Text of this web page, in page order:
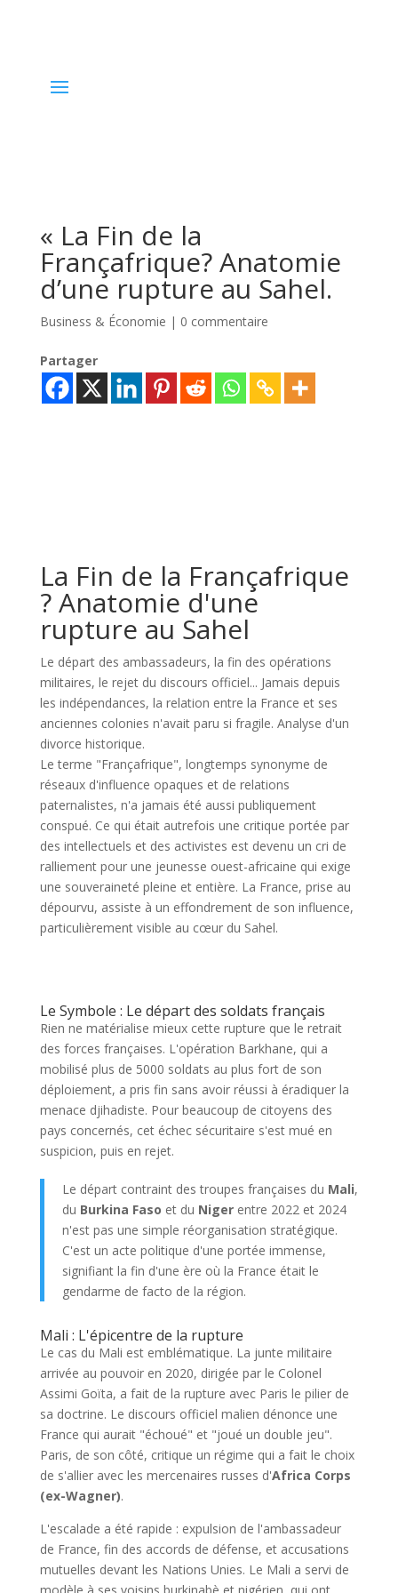
« La Fin de la
Françafrique? Anatomie
d’une rupture au Sahel.
Business & Économie | 0 commentaire
Partager
La Fin de la Françafrique
? Anatomie d'une
rupture au Sahel
Le départ des ambassadeurs, la fin des opérations
militaires, le rejet du discours officiel... Jamais depuis
les indépendances, la relation entre la France et ses
anciennes colonies n'avait paru si fragile. Analyse d'un
divorce historique.
Le terme "Françafrique", longtemps synonyme de
réseaux d'influence opaques et de relations
paternalistes, n'a jamais été aussi publiquement
conspué. Ce qui était autrefois une critique portée par
des intellectuels et des activistes est devenu un cri de
ralliement pour une jeunesse ouest-africaine qui exige
une souveraineté pleine et entière. La France, prise au
dépourvu, assiste à un effondrement de son influence,
particulièrement visible au cœur du Sahel.
Le Symbole : Le départ des soldats français
Rien ne matérialise mieux cette rupture que le retrait
des forces françaises. L'opération Barkhane, qui a
mobilisé plus de 5000 soldats au plus fort de son
déploiement, a pris fin sans avoir réussi à éradiquer la
menace djihadiste. Pour beaucoup de citoyens des
pays concernés, cet échec sécuritaire s'est mué en
suspicion, puis en rejet.
Le départ contraint des troupes françaises du Mali,
du Burkina Faso et du Nigerentre 2022 et 2024
n'est pas une simple réorganisation stratégique.
C'est un acte politique d'une portée immense,
signifiant la fin d'une ère où la France était le
gendarme de facto de la région.
Mali : L'épicentre de la rupture
Le cas du Mali est emblématique. La junte militaire
arrivée au pouvoir en 2020, dirigée par le Colonel
Assimi Goïta, a fait de la rupture avec Paris le pilier de
sa doctrine. Le discours officiel malien dénonce une
France qui aurait "échoué" et "joué un double jeu".
Paris, de son côté, critique un régime qui a fait le choix
de s'allier avec les mercenaires russes d'Africa Corps
(ex-Wagner).
L'escalade a été rapide : expulsion de l'ambassadeur
de France, fin des accords de défense, et accusations
mutuelles devant les Nations Unies. Le Mali a servi de